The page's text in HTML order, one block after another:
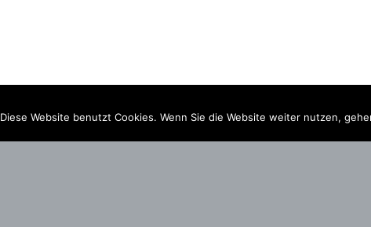
Diese Website benutzt Cookies. Wenn Sie die Website weiter nutzen,